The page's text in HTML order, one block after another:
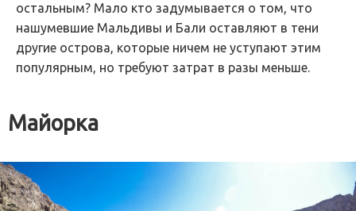
остальным? Мало кто задумывается о том, что
нашумевшие Мальдивы и Бали оставляют в тени
другие острова, которые ничем не уступают этим
популярным, но требуют затрат в разы меньше.
Майорка